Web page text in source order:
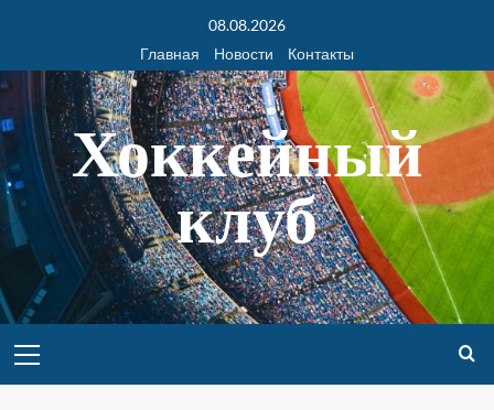
08.08.2026
Главная
Новости Контакты
Хоккейный
клуб